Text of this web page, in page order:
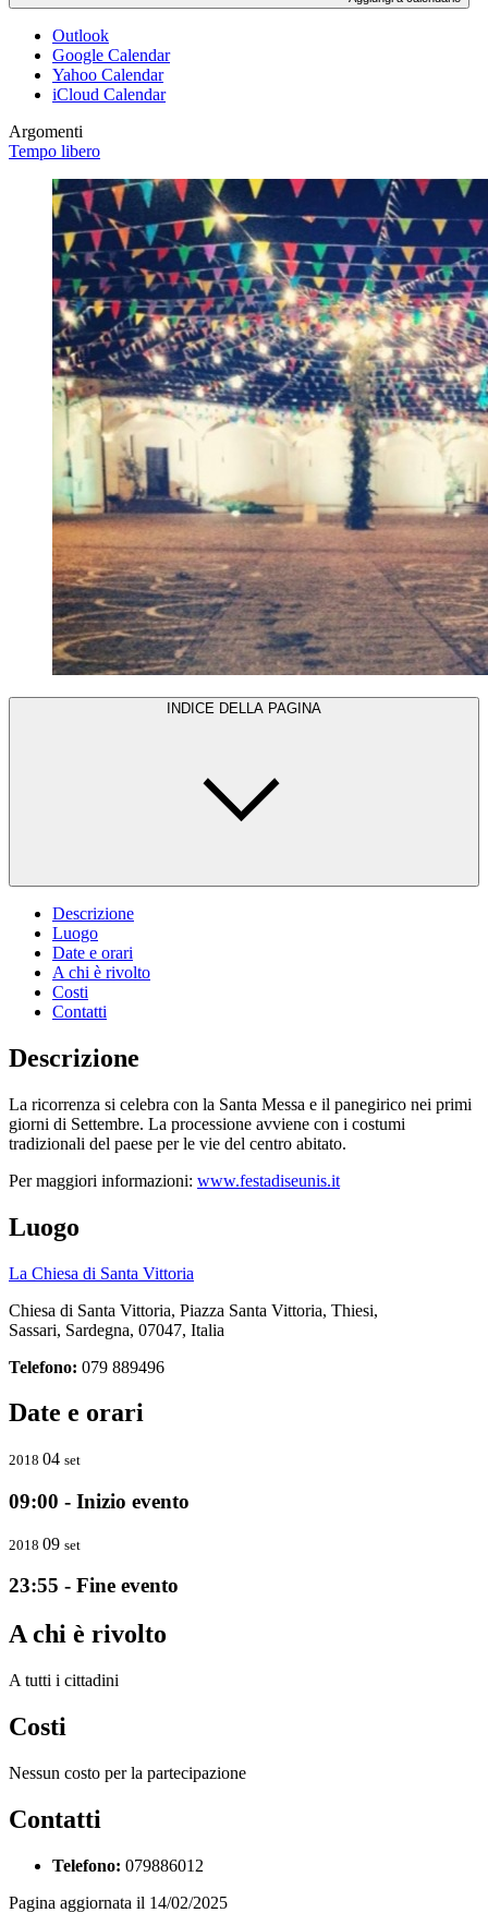
Outlook
Google Calendar
Yahoo Calendar
iCloud Calendar
Argomenti
Tempo libero
INDICE DELLA PAGINA
Descrizione
Luogo
Date e orari
A chi è rivolto
Costi
Contatti
Descrizione
La ricorrenza si celebra con la Santa Messa e il panegirico nei primi
giorni di Settembre. La processione avviene con i costumi
tradizionali del paese per le vie del centro abitato.
Per maggiori informazioni: www.festadiseunis.it
Luogo
La Chiesa di Santa Vittoria
Chiesa di Santa Vittoria, Piazza Santa Vittoria, Thiesi,
Sassari, Sardegna, 07047, Italia
Telefono: 079 889496
Date e orari
2018 04 set
09:00 - Inizio evento
2018 09 set
23:55 - Fine evento
A chi è rivolto
A tutti i cittadini
Costi
Nessun costo per la partecipazione
Contatti
Telefono: 079886012
Pagina aggiornata il 14/02/2025